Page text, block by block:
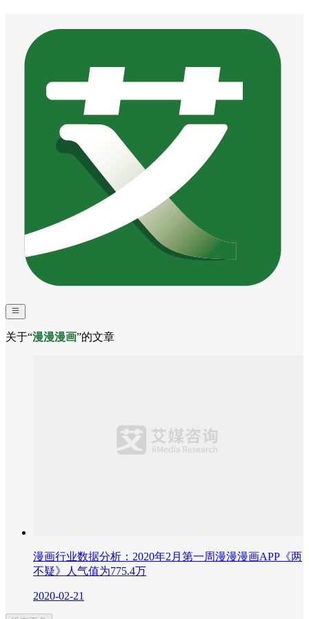
关于“漫漫漫画”的文章
漫画行业数据分析：2020年2月第一周漫漫漫画APP《两
不疑》人气值为775.4万
2020-02-21